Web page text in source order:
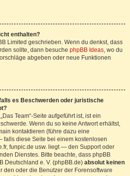
enthalten?
Limited geschrieben. Wenn du denkst, dass
sollte, dann besuche phpBB Ideas, wo du
abgeben oder neue Funktionen
es Beschwerden oder juristische
Team“-Seite aufgeführt ist, ist ein
Wenn du so keine Antwort erhältst,
kontaktieren (führe dazu eine
falls diese Seite bei einem kostenlosen
funpic.de usw. liegt — den Support oder
Dienstes. Bitte beachte, dass phpBB
Deutschland e. V. (phpBB.de) absolut keinen
den oder die Benutzer der Forensoftware